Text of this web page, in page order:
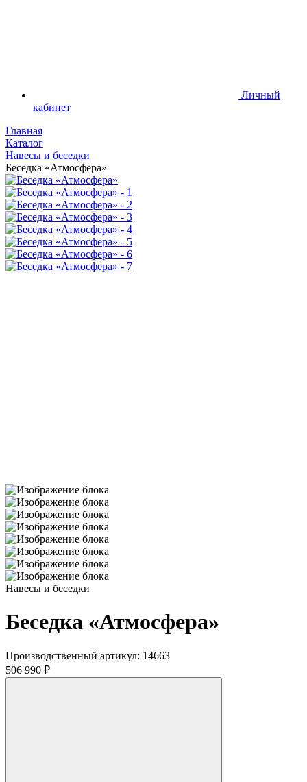
Личный
кабинет
Главная
Каталог
Навесы и беседки
Беседка «Атмосфера»
Навесы и беседки
Беседка «Атмосфера»
Производственный артикул: 14663
506 990 ₽